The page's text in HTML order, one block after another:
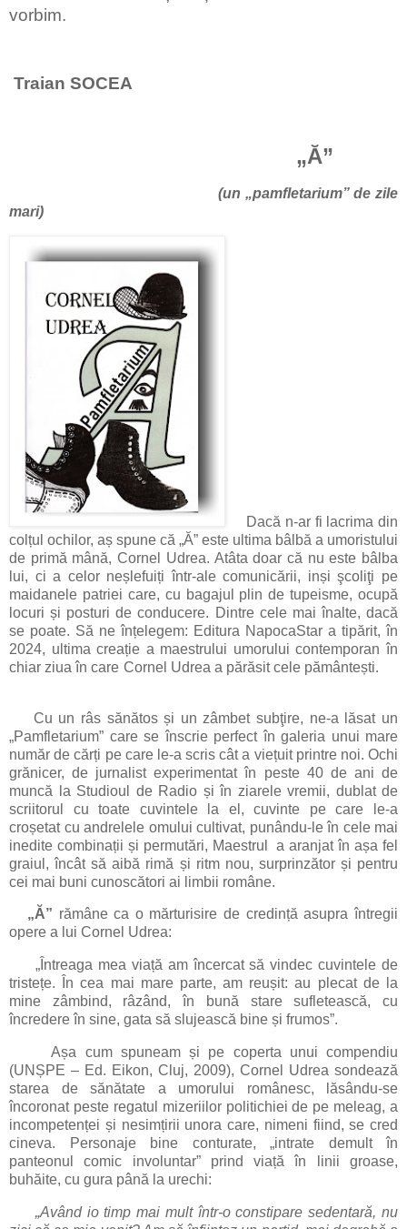
vorbim.
Traian SOCEA
„Ă”
(un „pamfletarium” de zile
mari)
Dacă n-ar fi lacrima din
colțul ochilor, aș spune că „Ă” este ultima bâlbă a umoristului
de primă mână, Cornel Udrea. Atâta doar că nu este bâlba
lui, ci a celor neșlefuiți într-ale comunicării, inși şcoliţi pe
maidanele patriei care, cu bagajul plin de tupeisme, ocupă
locuri și posturi de conducere. Dintre cele mai înalte, dacă
se poate. Să ne înțelegem: Editura NapocaStar a tipărit, în
2024, ultima creație a maestrului umorului contemporan în
chiar ziua în care Cornel Udrea a părăsit cele pământești.
Cu un râs sănătos și un zâmbet subţire, ne-a lăsat un
„Pamfletarium” care se înscrie perfect în galeria unui mare
număr de cărți pe care le-a scris cât a viețuit printre noi. Ochi
grănicer, de jurnalist experimentat în peste 40 de ani de
muncă la Studioul de Radio și în ziarele vremii, dublat de
scriitorul cu toate cuvintele la el, cuvinte pe care le-a
croșetat cu andrelele omului cultivat, punându-le în cele mai
inedite combinații și permutări, Maestrul a aranjat în așa fel
graiul, încât să aibă rimă și ritm nou, surprinzător și pentru
cei mai buni cunoscători ai limbii române.
„Ă” rămâne ca o mărturisire de credință asupra întregii
opere a lui Cornel Udrea:
„Întreaga mea viață am încercat să vindec cuvintele de
tristețe. În cea mai mare parte, am reușit: au plecat de la
mine zâmbind, râzând, în bună stare sufletească, cu
încredere în sine, gata să slujească bine și frumos”.
Așa cum spuneam și pe coperta unui compendiu
(UNȘPE – Ed. Eikon, Cluj, 2009), Cornel Udrea sondează
starea de sănătate a umorului românesc, lăsându-se
încoronat peste regatul mizeriilor politichiei de pe meleag, a
incompetenței și nesimțirii unora care, nimeni fiind, se cred
cineva. Personaje bine conturate, „intrate demult în
panteonul comic involuntar” prind viață în linii groase,
buhăite, cu gura până la urechi:
„Având io timp mai mult într-o constipare sedentară, nu